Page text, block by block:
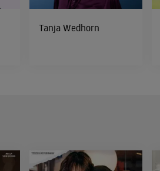
Tanja Wedhorn